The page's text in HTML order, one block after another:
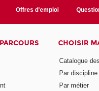
Offres d'emploi
CHOISIR
Catalogue
Par discipline
Par métier